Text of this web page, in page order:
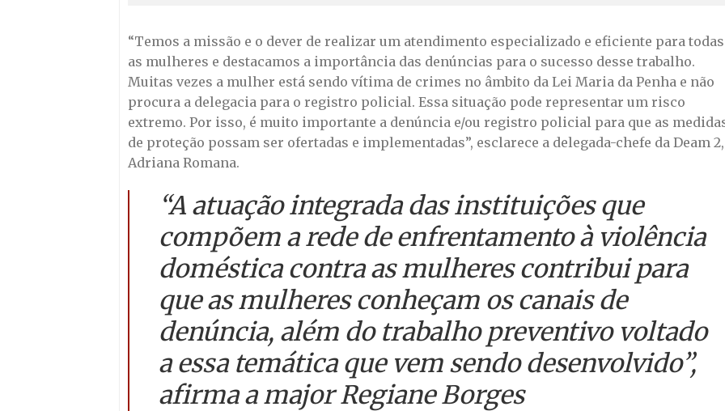
“Temos a missão e o dever de realizar um atendimento especializado e eficiente para todas
as mulheres e destacamos a importância das denúncias para o sucesso desse trabalho.
Muitas vezes a mulher está sendo vítima de crimes no âmbito da Lei Maria da Penha e não
procura a delegacia para o registro policial. Essa situação pode representar um risco
extremo. Por isso, é muito importante a denúncia e/ou registro policial para que as
de proteção possam ser ofertadas e implementadas”, esclarece a delegada-chefe da Deam 2,
Adriana Romana.
“A atuação integrada das instituições que
compõem a rede de enfrentamento à violência
doméstica contra as mulheres contribui para
que as mulheres conheçam os canais de
denúncia, além do trabalho preventivo voltado
a essa temática que vem sendo desenvolvido”,
afirma a major Regiane Borges